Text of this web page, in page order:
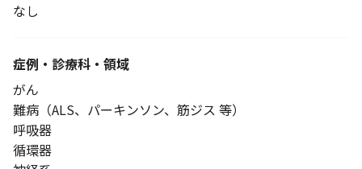
なし
症例・診療科・ 領域
がん
難病（ALS、パーキンソン、筋ジス 等）
呼吸器
循環器